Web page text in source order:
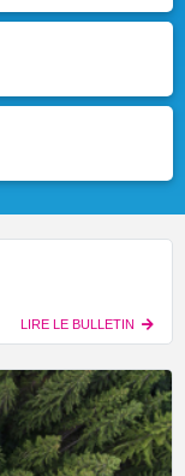
LIRE LE BULLETIN